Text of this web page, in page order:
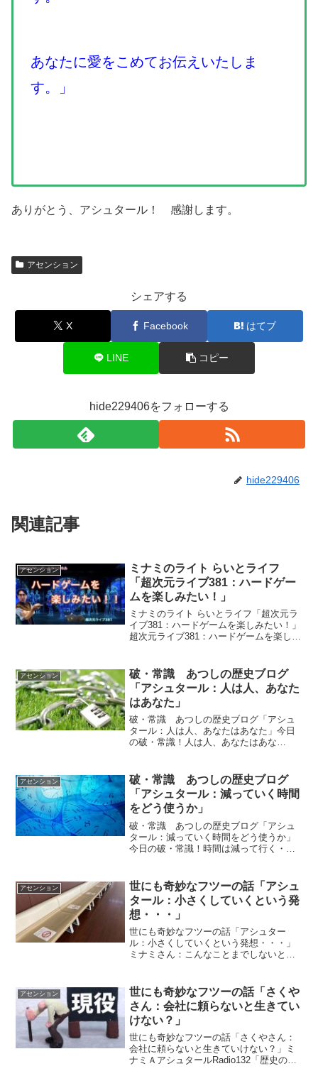
あなたに愛をこめてお伝えいたしま
す。」
ありがとう、アシュタール！ 感謝します。
アセンション
シェアする
X Facebook はてブ
LINE コピー
hide229406をフォローする
hide229406
関連記事
アセンション
ミナミのライト らいとライフ
「超次元ライブ381：ハードゲー
ムを楽しみたい！」
ミナミのライト らいとライフ「超次元ラ
イブ381：ハードゲームを楽しみたい！」
超次元ライブ381：ハードゲームを楽しみ
まれて来たんです＾＾；そして、いま、
このゲームは佳...
アセンション
破・常識 あつしの歴史ブログ
「アシュタール：人は人、あなた
はあなた」
破・常識 あつしの歴史ブログ「アシュ
タール：人は人、あなたはあなた」今日
の破・常識！人は人、あなたはあな
には関係ないのです。ｂｙアシュタール
アシュタールからのメッセー...
アセンション
破・常識 あつしの歴史ブログ
「アシュタール：減っていく時間
をどう使うか」
破・常識 あつしの歴史ブログ「アシュ
タール：減っていく時間をどう使うか」
今日の破・常識！時間は減って行く・・
す。ｂｙアシュタールアシュタールから
のメッセージ今日のアシュ...
アセンション
世にも奇妙なフツーの話「アシュ
タール：小さくしていくという発
想・・・」
世にも奇妙なフツーの話「アシュター
ル：小さくしていくという発想・・・」
ミナミさん：こんなことまでしないとい
ね、びっくりした＾０＾；３００席以上
ある舞台の半分を減らしている...
アセンション
世にも奇妙なフツーの話「さくや
さん：会社に頼らないと生きてい
けない？」
世にも奇妙なフツーの話「さくやさん：
会社に頼らないと生きていけない？」ミ
ナミＡアシュタールRadio132「歴史のは